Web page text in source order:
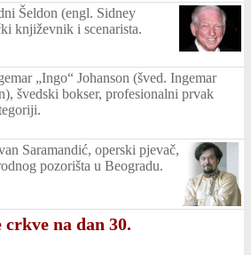
Šeldon (engl. Sidney
književnik i scenarista.
„Ingo“ Johanson (šved. Ingemar
švedski bokser, profesionalni prvak
Saramandić, operski pjevač,
pozorišta u Beogradu.
crkve na dan 30.